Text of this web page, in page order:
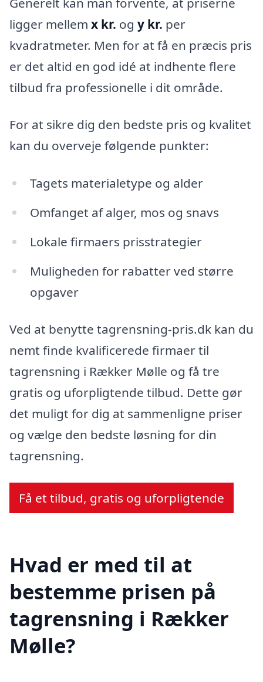
ligger mellem x kr. og y kr. per
kvadratmeter. Men for at få en præcis pris
er det altid en god idé at indhente flere
tilbud fra professionelle i dit område.
For at sikre dig den bedste pris og kvalitet
kan du overveje følgende punkter:
Tagets materialetype og alder
Omfanget af alger, mos og snavs
Lokale firmaers prisstrategier
Muligheden for rabatter ved større
opgaver
Ved at benytte tagrensning-pris.dk kan du
nemt finde kvalificerede firmaer til
tagrensning i Rækker Mølle og få tre
gratis og uforpligtende tilbud. Dette gør
det muligt for dig at sammenligne priser
og vælge den bedste løsning for din
tagrensning.
Få et tilbud, gratis og uforpligtende
Hvad er med til at
bestemme prisen på
tagrensning i Rækker
Mølle?